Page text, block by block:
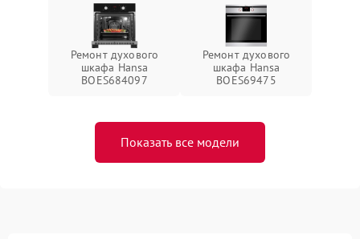
Ремонт духового
шкафа Hansa
BOES684097
Ремонт духового
шкафа Hansa
BOES69475
Показать все модели